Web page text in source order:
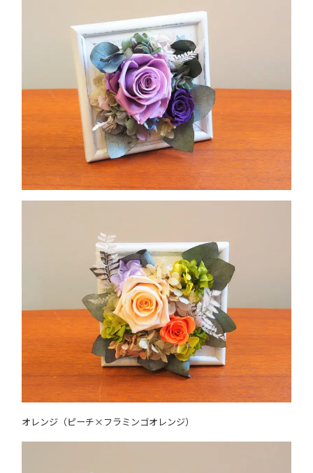
オレンジ（ピーチ×フラミンゴオレンジ）